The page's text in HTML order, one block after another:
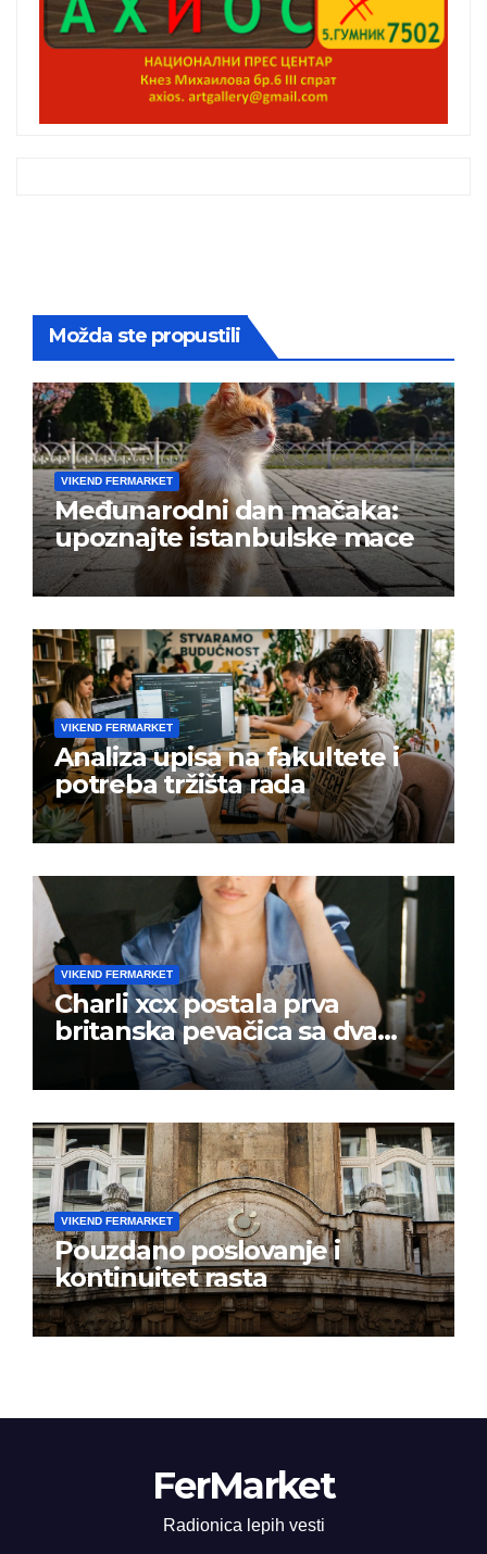
Možda ste propustili
VIKEND FERMARKET
Međunarodni dan mačaka:
upoznajte istanbulske mace
VIKEND FERMARKET
Analiza upisa na fakultete i
potreba tržišta rada
VIKEND FERMARKET
Charli xcx postala prva
britanska pevačica sa dva
albuma na prvom mestu u
istoj kalendarskoj godini
VIKEND FERMARKET
Pouzdano poslovanje i
kontinuitet rasta
FerMarket
Radionica lepih vesti